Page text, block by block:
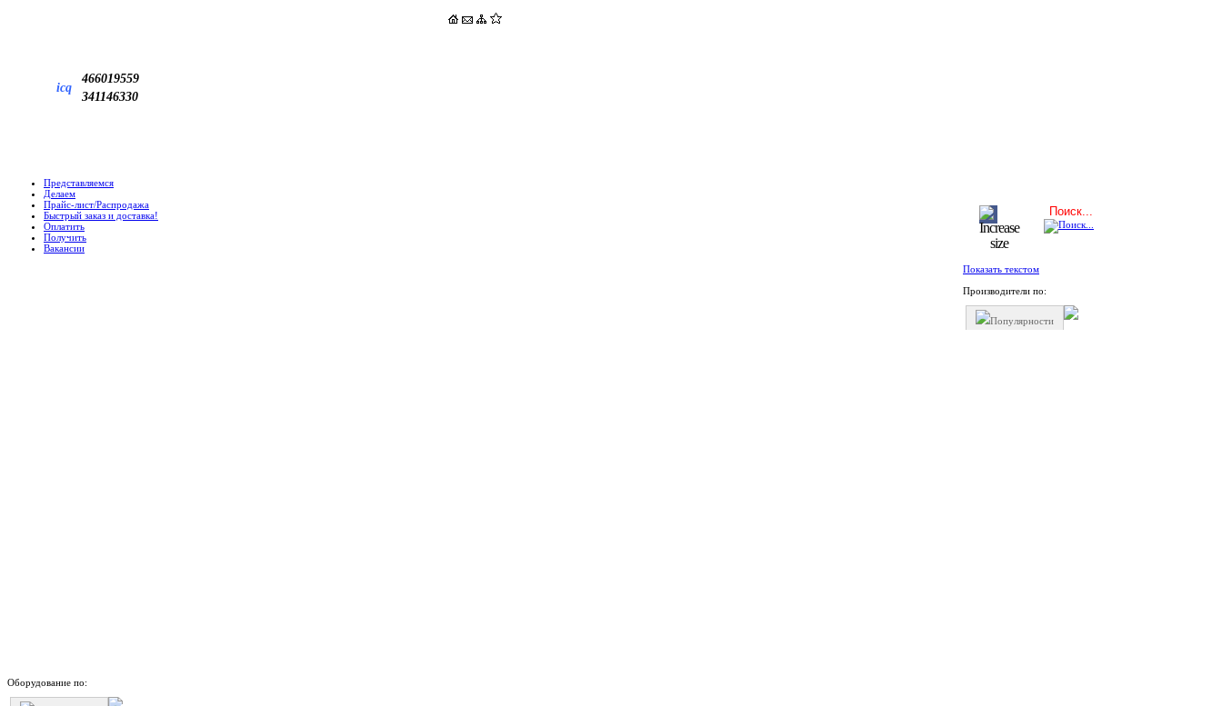
icq
466019559
341146330
Представляемся
Делаем
Прайс-лист/Распродажа
Быстрый заказ и доставка!
Оплатить
Получить
Вакансии
Оборудование по:
Показать текстом
Производители по:
Популярности